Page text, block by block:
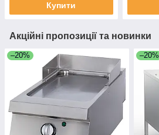
Купити
Акційні пропозиції та новинки
–20% –20%